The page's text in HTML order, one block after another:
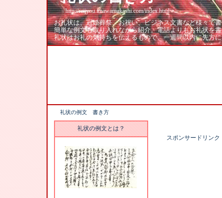
http://reijyou.imawamukashi.com/index.html
お礼状は、冠婚葬祭、お祝い、ビジネス文書など様々で
簡単な例文も取り入れながら紹介。電話よりもお礼状を
礼状はお礼の気持ちを伝えるもので、一週間以内に先方
礼状の例文 書き方
礼状の例文とは？
スポンサードリンク